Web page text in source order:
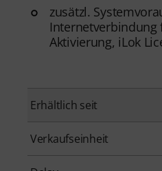
zusätzl.
Aktivierung, iLok
Erhältlich seit
Verkaufseinheit